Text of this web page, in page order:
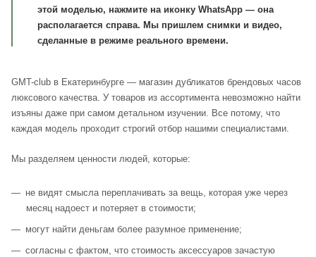
этой моделью, нажмите на иконку WhatsApp — она
располагается справа. Мы пришлем снимки и видео,
сделанные в режиме реального времени.
GMT-club в Екатеринбурге — магазин дубликатов брендовых часов
люксового качества. У товаров из ассортимента невозможно найти
изъяны даже при самом детальном изучении. Все потому, что
каждая модель проходит строгий отбор нашими специалистами.
Мы разделяем ценности людей, которые:
не видят смысла переплачивать за вещь, которая уже через
месяц надоест и потеряет в стоимости;
могут найти деньгам более разумное применение;
согласны с фактом, что стоимость аксессуаров зачастую